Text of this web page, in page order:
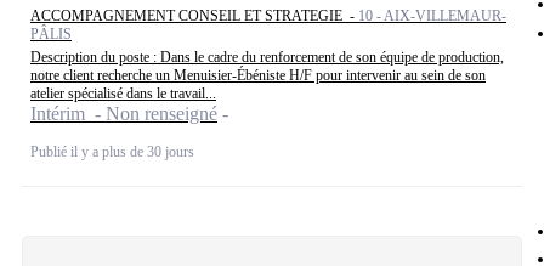
ACCOMPAGNEMENT CONSEIL ET STRATEGIE - 10 - AIX-VILLEMAUR-
PÂLIS
Description du poste : Dans le cadre du renforcement de son équipe de production,
notre client recherche un Menuisier-Ébéniste H/F pour intervenir au sein de son
atelier spécialisé dans le travail...
Intérim - Non renseigné
Publié il y a plus de 30 jours